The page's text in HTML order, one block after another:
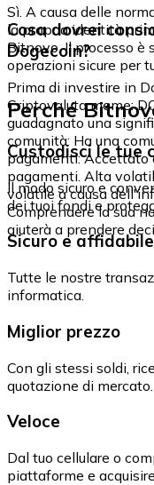
Sì. A causa delle
la propria identità
Bitnovo. Il processo è
operazioni sicure per
Cosa dovrei
Dogecoin?
Prima di investire in
Criptovaluta meme:
guadagnato una
comunità: Ha una
pagamenti: Accettato
pagamenti. Alta
volatile a causa
Comprendere la sua
aiuterà a prendere
Perché
Custodisci le tue
Il modo sicuro e
dei tuoi fondi e
Sicuro e affidabile
Tutte le nostre
informatica.
Miglior prezzo
Con gli stessi soldi,
quotazione di mercato.
Veloce
Dal tuo cellulare o
piattaforme e